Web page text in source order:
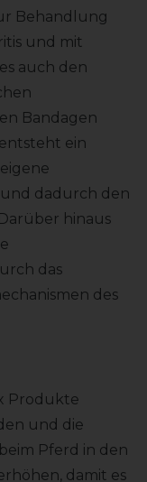
Behandlung
und mit
auch den
Bandagen
ein
dadurch den
hinaus
das
des
Produkte
und die
Pferd in den
damit es